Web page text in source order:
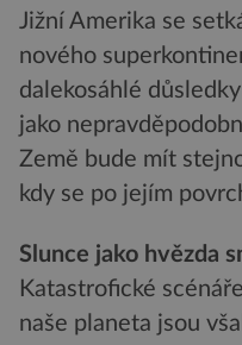
Jižní Amerika se
nového
dalekosáhlé
jako
Země bude mít
kdy se po jejím
Slunce jako hvězda
Katastrofické
naše planeta jsou